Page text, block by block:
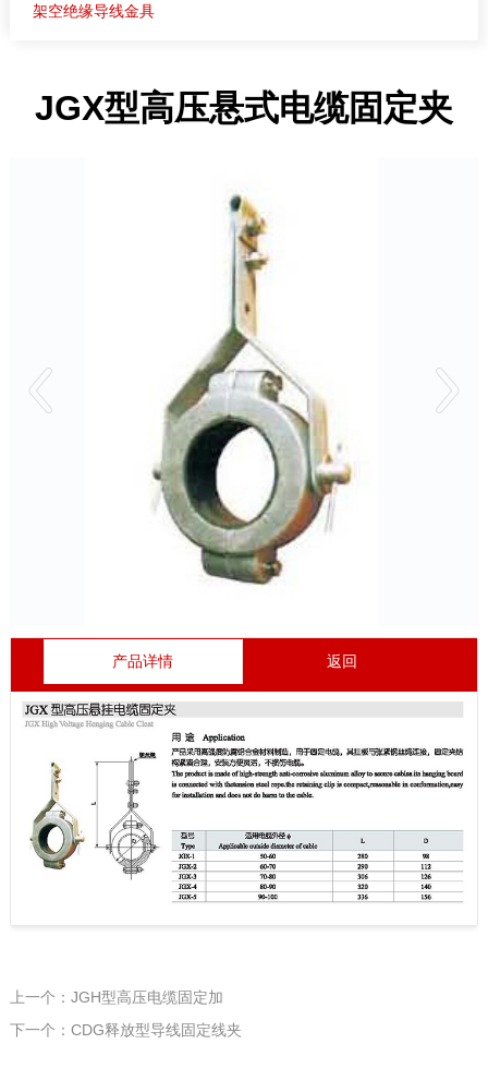
架空绝缘导线金具
JGX型高压悬式电缆固定夹
产品详情 返回
上一个：JGH型高压电缆固定加
下一个：CDG释放型导线固定线夹